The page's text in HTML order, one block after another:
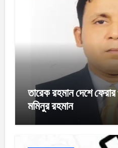
তারেক রহমান দেশে
মমিনুর রহমান